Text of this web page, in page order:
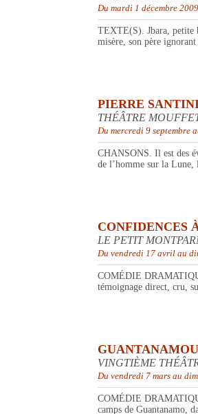
Du mardi 1 décembre
TEXTE(S). Jbara, petite
misère, son père
PIERRE
THÉÂTRE
Du mercredi 9 septembre
CHANSONS. Il est des
de l’homme sur la
CONFIDENCES
LE PETIT
Du vendredi 17 avril au
COMÉDIE
témoignage direct, cru,
VINGTIÈME
Du vendredi 7 mars au
COMÉDIE
camps de Guantanamo,